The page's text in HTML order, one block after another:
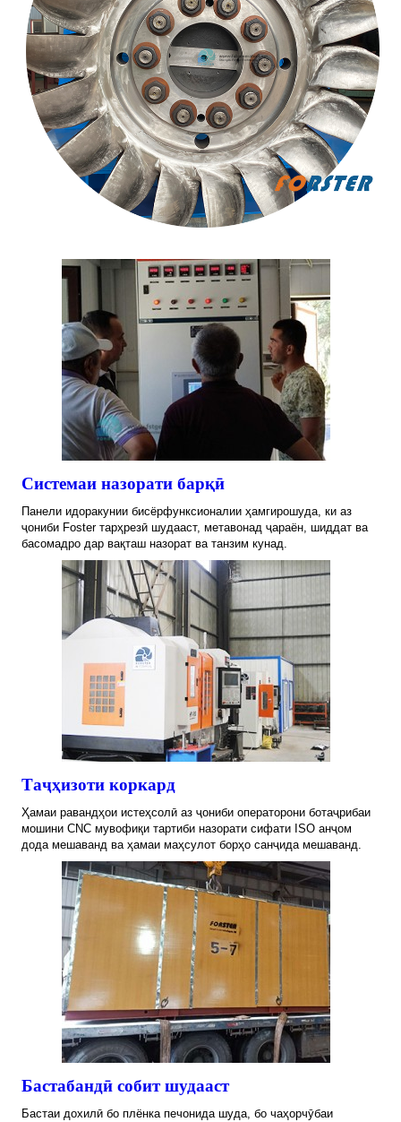
Системаи назорати барқӣ
Панели идоракунии бисёрфунксионалии ҳамгирошуда, ки аз
ҷониби Foster тарҳрезӣ шудааст, метавонад ҷараён, шиддат ва
басомадро дар вақташ назорат ва танзим кунад.
Таҷҳизоти коркард
Ҳамаи равандҳои истеҳсолӣ аз ҷониби операторони ботаҷрибаи
мошини CNC мувофиқи тартиби назорати сифати ISO анҷом
дода мешаванд ва ҳамаи маҳсулот борҳо санҷида мешаванд.
Бастабандӣ собит шудааст
Бастаи дохилӣ бо плёнка печонида шуда, бо чаҳорчӯбаи